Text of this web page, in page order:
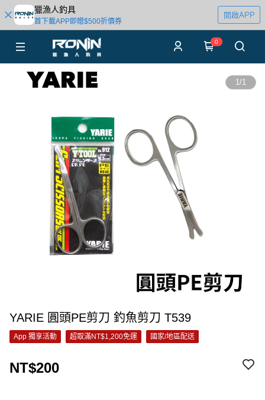
獵漁人釣具
首下載APP即贈$500折價券
開啟APP
0
1/1
YARIE 圓頭PE剪刀 釣魚剪刀 T539
App 獨享活動 超取滿NT$1,200免運 國家/地區配送
NT$200